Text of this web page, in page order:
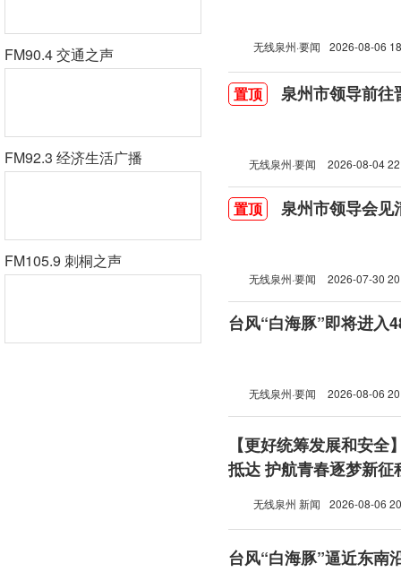
FM90.4 交通之声
FM92.3 经济生活广播
FM105.9 刺桐之声
无线泉州·要闻 2026-08-06
置顶 泉州市领导前往
无线泉州·要闻 2026-08-04
置顶 泉州市领导会见
无线泉州·要闻 2026-07-30
台风“白海豚”即将进入
无线泉州·要闻 2026-08-06
【更好统筹发展和安全
抵达 护航青春逐梦新征
无线泉州 新闻 2026-08-06
台风“白海豚”逼近东南